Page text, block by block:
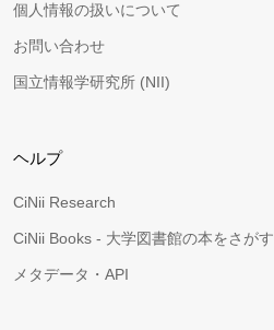
個人情報の扱いについて
お問い合わせ
国立情報学研究所 (NII)
ヘルプ
CiNii Research
CiNii Books - 大学図書館の本をさがす
メタデータ・API